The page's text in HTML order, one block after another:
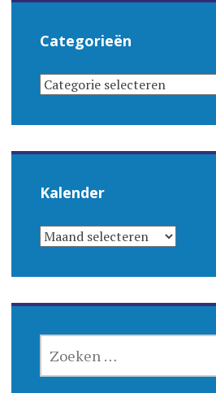
Categorieën
CATEGORIEËN
Kalender
KALENDER
NAAR: